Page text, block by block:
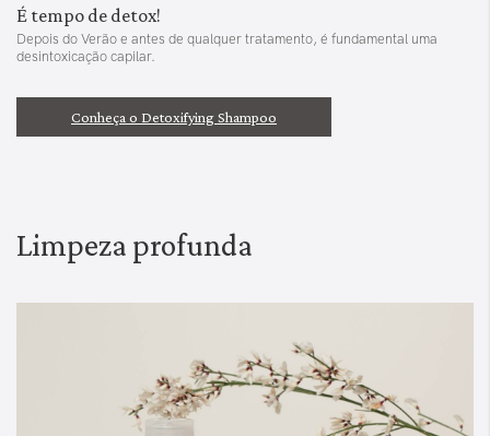
É tempo de detox!
Depois do Verão e antes de qualquer tratamento, é fundamental uma
desintoxicação capilar.
Conheça o Detoxifying Shampoo
Limpeza profunda